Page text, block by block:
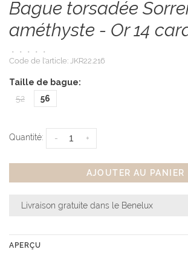
Bague torsadée
améthyste - Or 14
• • • •
•
Code de l'article: JKR22.216
Taille de bague:
52
56
Quantité: +
-
AJOUTER AU PANIER
Livraison gratuite dans le Benelux
APERÇU